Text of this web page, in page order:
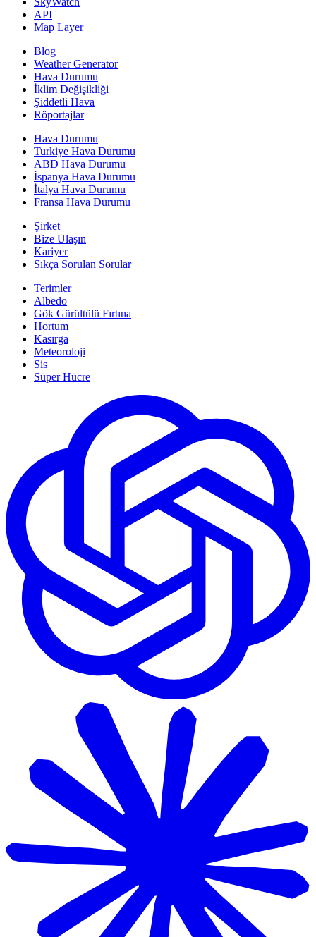
API
Map Layer
Blog
Weather Generator
Hava Durumu
İklim Değişikliği
Şiddetli Hava
Röportajlar
Hava Durumu
Turkiye Hava Durumu
ABD Hava Durumu
İspanya Hava Durumu
İtalya Hava Durumu
Fransa Hava Durumu
Şirket
Bize Ulaşın
Kariyer
Sıkça Sorulan Sorular
Terimler
Albedo
Gök Gürültülü Fırtına
Hortum
Kasırga
Meteoroloji
Sis
Süper Hücre